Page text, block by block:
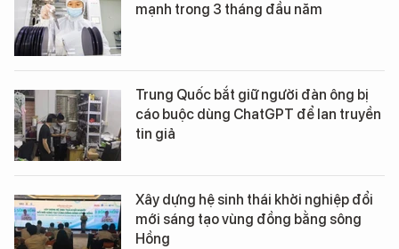
mạnh trong 3 tháng đầu năm
Trung Quốc bắt giữ người đàn ông bị
cáo buộc dùng ChatGPT để lan truyền
tin giả
Xây dựng hệ sinh thái khởi nghiệp đổi
mới sáng tạo vùng đồng bằng sông
Hồng